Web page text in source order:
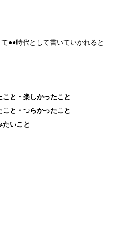
●●時代として書いていかれると
と・楽しかったこと
と・つらかったこと
たいこと